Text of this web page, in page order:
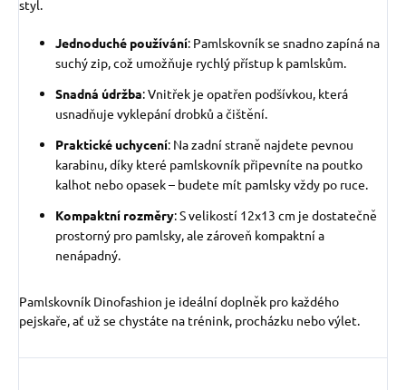
styl.
Jednoduché používání: Pamlskovník se snadno zapíná na
suchý zip, což umožňuje rychlý přístup k pamlskům.
Snadná údržba: Vnitřek je opatřen podšívkou, která
usnadňuje vyklepání drobků a čištění.
Praktické uchycení: Na zadní straně najdete pevnou
karabinu, díky které pamlskovník připevníte na poutko
kalhot nebo opasek – budete mít pamlsky vždy po ruce.
Kompaktní rozměry: S velikostí 12x13 cm je dostatečně
prostorný pro pamlsky, ale zároveň kompaktní a
nenápadný.
Pamlskovník Dinofashion je ideální doplněk pro každého
pejskaře, ať už se chystáte na trénink, procházku nebo výlet.